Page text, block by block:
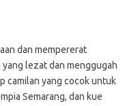
dan mempererat
yang lezat dan menggugah
camilan yang cocok untuk
Semarang, dan kue